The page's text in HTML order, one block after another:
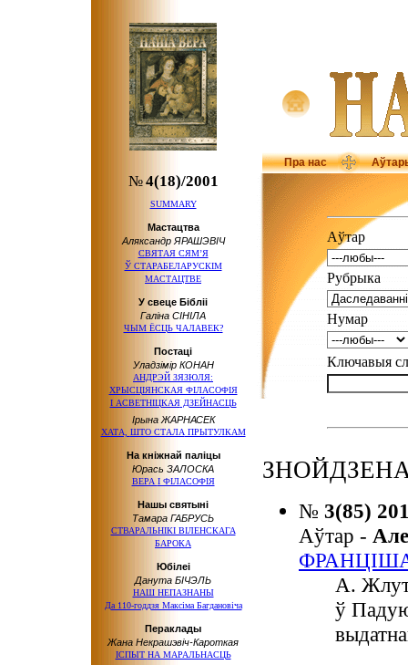
Пра нас
№4(18)/2001
SUMMARY
Мастацтва
Аляксандр ЯРАШЭВІЧ
СВЯТАЯ СЯМ’Я
Ў СТАРАБЕЛАРУСКІМ
МАСТАЦТВЕ
У свеце Бібліі
Галіна СІНІЛА
ЧЫМ ЁСЦЬ ЧАЛАВЕК?
Постаці
Уладзімір КОНАН
АНДРЭЙ ЗЯЗЮЛЯ:
ХРЫСЦІЯНСКАЯ ФІЛАСОФІЯ
І АСВЕТНІЦКАЯДЗЕЙНАСЦЬ
Ірына ЖАРНАСЕК
ХАТА, ШТО СТАЛА ПРЫТУЛКАМ
На кніжнай паліцы
Юрась ЗАЛОСКА
ВЕРА І ФІЛАСОФІЯ
Нашы святыні
Тамара ГАБРУСЬ
СТВАРАЛЬНІКІ ВІЛЕНСКАГА
БАРОКА
Юбілеі
Данута БІЧЭЛЬ
НАШ НЕПАЗНАНЫ
Да 110-годдзя Максіма Багдановіча
Пераклады
Жана Некрашэвіч-Кароткая
IСПЫТ НА МАРАЛЬНАСЦЬ
Аўтар
Рубрыка
Нумар
Ключавыя
№ 3(85)
Аўтар -
А.
ў